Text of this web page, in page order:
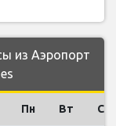
из Аэропорт
Пн Вт Ср